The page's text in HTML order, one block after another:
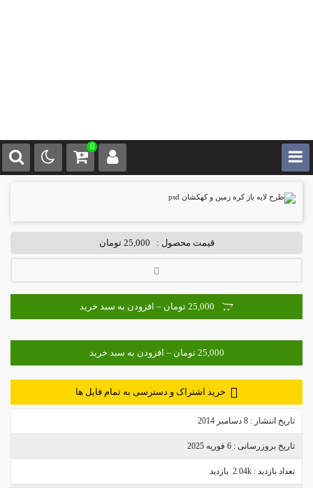
0
قیمت محصول : 25,000 تومان
25,000 تومان – افزودن به سبد خرید
خرید اشتراک و دسترسی به تمام فایل ها
تاریخ انتشار : 8 دسامبر 2014
تاریخ بروزرسانی : 6 فوریه 2025
تعداد بازدید : 2.04k بازدید